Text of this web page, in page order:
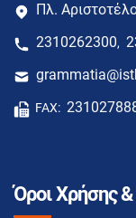
Πλ.
2310262300,
FAX:
Όροι Χρήσης